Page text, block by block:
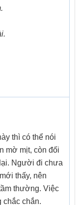
thì có thể nói
mờ mịt, còn đối
Người đi chưa
thấy, nên
thường. Việc
chắc chắn.